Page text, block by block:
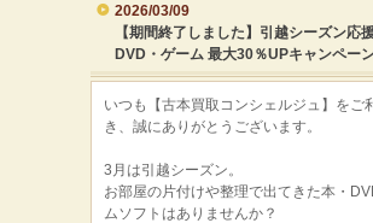
2026/03/09
【期間終了しました】引越シーズン応
DVD・ゲーム 最大30％UPキャンペーン
いつも【古本買取コンシェルジュ】をご
き、誠にありがとうございます。
3月は引越シーズン。
お部屋の片付けや整理で出てきた本・
ムソフトはありませんか？